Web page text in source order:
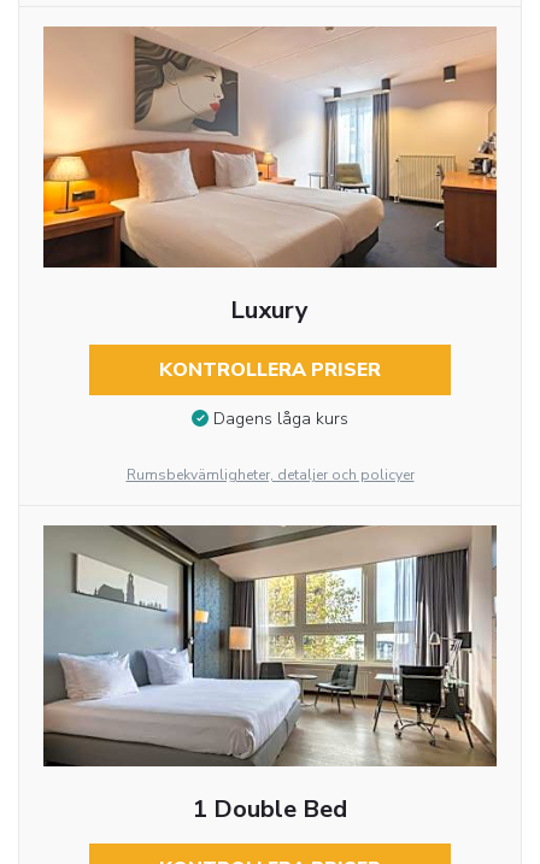
Luxury
KONTROLLERA PRISER
Dagens låga kurs
Rumsbekvämligheter, detaljer och policyer
1 Double Bed